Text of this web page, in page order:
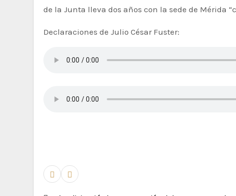
de la Junta lleva dos años con la sede de Mérida
Declaraciones de Julio César Fuster: